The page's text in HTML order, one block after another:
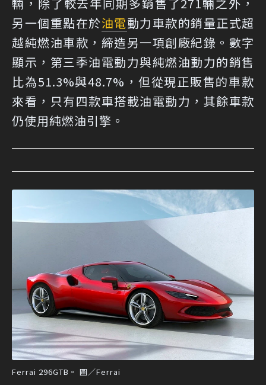
另一個重點在於油電動力車款的銷量正式超
越純燃油車款，締造另一項創廠紀錄。數字
顯示，第三季油電動力與純燃油動力的銷售
比為51.3%與48.7%，但從現正販售的車款
來看，只有四款車搭載油電動力，其餘車款
仍使用純燃油引擎。
Ferrai 296GTB。 圖／Ferrai